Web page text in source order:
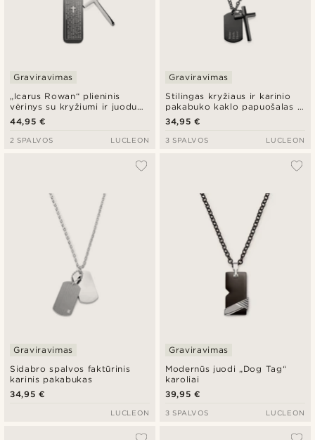
„Icarus Rowan“ plieninis
vėrinys su kryžiumi ir juodu
pakabuku „dog tag“
Graviravimas
44,95 €
2 SPALVOS LUCLEON
Stilingas kryžiaus ir karinio
pakabuko kaklo papuošalas iš
juodo plieno
Graviravimas
34,95 €
3 SPALVOS LUCLEON
Sidabro spalvos faktūrinis
karinis pakabukas
Graviravimas
34,95 €
LUCLEON
Modernūs juodi „Dog Tag“
karoliai
Graviravimas
39,95 €
3 SPALVOS LUCLEON